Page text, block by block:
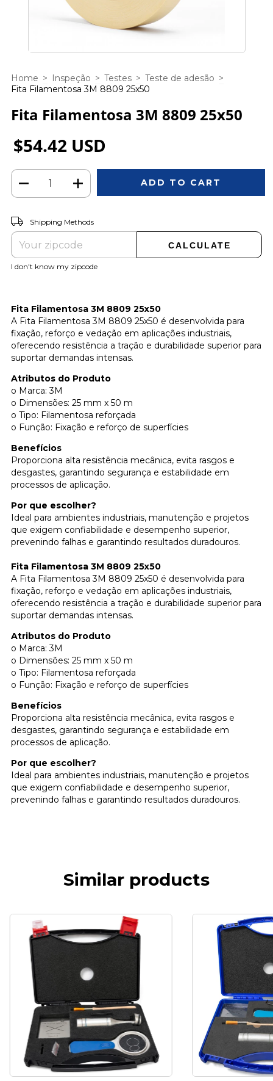
Home > Inspeção > Testes > Teste de adesão >
Fita Filamentosa 3M 8809 25x50
Fita Filamentosa 3M 8809 25x50
$54.42 USD
Shipping for zipcode:
Shipping Methods
CALCULATE
I don't know my zipcode
Fita Filamentosa 3M 8809 25x50
A Fita Filamentosa 3M 8809 25x50 é desenvolvida para
fixação, reforço e vedação em aplicações industriais,
oferecendo resistência a tração e durabilidade superior para
suportar demandas intensas.
Atributos do Produto
o Marca: 3M
o Dimensões: 25 mm x 50 m
o Tipo: Filamentosa reforçada
o Função: Fixação e reforço de superfícies
Benefícios
Proporciona alta resistência mecânica, evita rasgos e
desgastes, garantindo segurança e estabilidade em
processos de aplicação.
Por que escolher?
Ideal para ambientes industriais, manutenção e projetos
que exigem confiabilidade e desempenho superior,
prevenindo falhas e garantindo resultados duradouros.
Fita Filamentosa 3M 8809 25x50
A Fita Filamentosa 3M 8809 25x50 é desenvolvida para
fixação, reforço e vedação em aplicações industriais,
oferecendo resistência a tração e durabilidade superior para
suportar demandas intensas.
Atributos do Produto
o Marca: 3M
o Dimensões: 25 mm x 50 m
o Tipo: Filamentosa reforçada
o Função: Fixação e reforço de superfícies
Benefícios
Proporciona alta resistência mecânica, evita rasgos e
desgastes, garantindo segurança e estabilidade em
processos de aplicação.
Por que escolher?
Ideal para ambientes industriais, manutenção e projetos
que exigem confiabilidade e desempenho superior,
prevenindo falhas e garantindo resultados duradouros.
Similar products